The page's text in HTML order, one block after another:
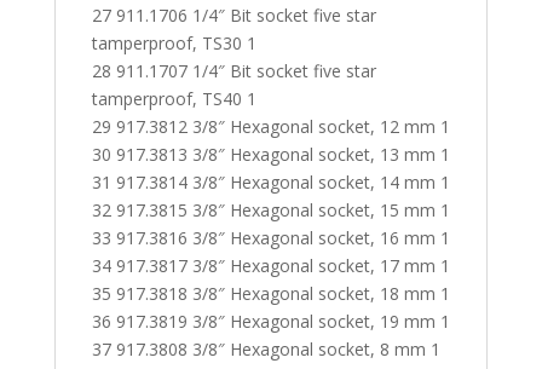
27 911.1706 1/4″ Bit socket five star
tamperproof, TS30 1
28 911.1707 1/4″ Bit socket five star
tamperproof, TS40 1
29 917.3812 3/8″ Hexagonal socket, 12 mm 1
30 917.3813 3/8″ Hexagonal socket, 13 mm 1
31 917.3814 3/8″ Hexagonal socket, 14 mm 1
32 917.3815 3/8″ Hexagonal socket, 15 mm 1
33 917.3816 3/8″ Hexagonal socket, 16 mm 1
34 917.3817 3/8″ Hexagonal socket, 17 mm 1
35 917.3818 3/8″ Hexagonal socket, 18 mm 1
36 917.3819 3/8″ Hexagonal socket, 19 mm 1
37 917.3808 3/8″ Hexagonal socket, 8 mm 1